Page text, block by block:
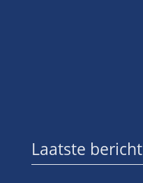
Laatste bericht